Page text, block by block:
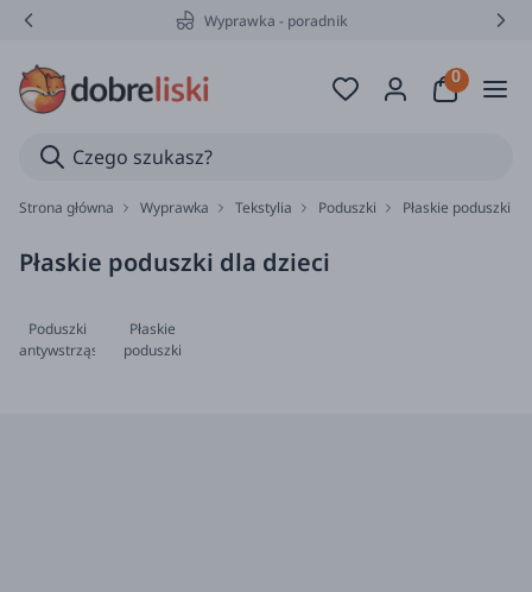
Wyprawka - poradnik
Strona główna Wyprawka Tekstylia Poduszki Płaskie poduszki
Płaskie poduszki dla dzieci
Poduszki
antywstrząsowe
Płaskie
poduszki